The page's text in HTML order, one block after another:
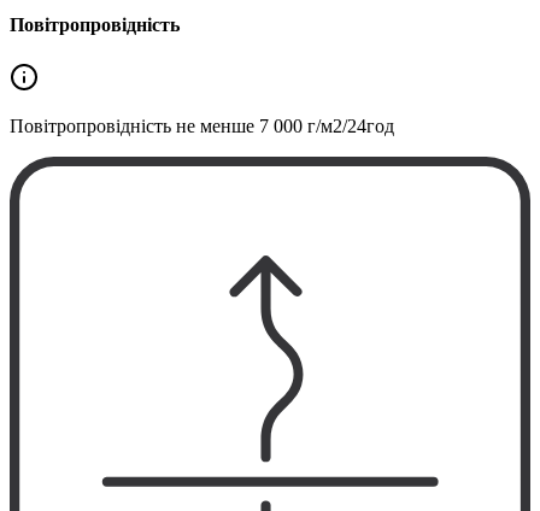
Повітропровідність
Повітропровідність не менше 7 000 г/м2/24год